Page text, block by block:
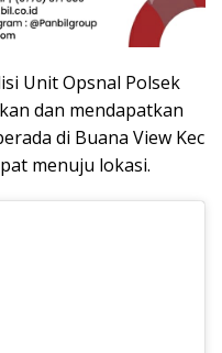
Unit Opsnal Polsek
dan mendapatkan
di Buana View Kec
menuju lokasi.